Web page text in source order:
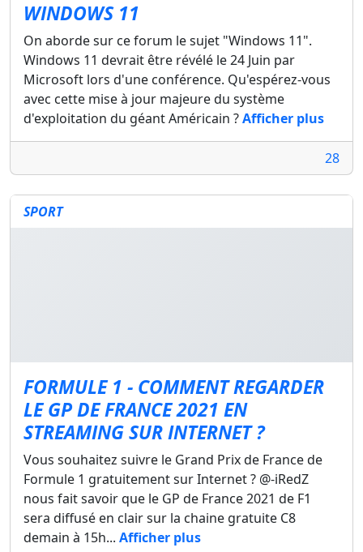
WINDOWS 11
On aborde sur ce forum le sujet "Windows 11".
Windows 11 devrait être révélé le 24 Juin par
Microsoft lors d'une conférence. Qu'espérez-vous
avec cette mise à jour majeure du système
d'exploitation du géant Américain ?Afficher plus
28
SPORT
FORMULE 1 - COMMENT REGARDER
LE GP DE FRANCE 2021 EN
STREAMING SUR INTERNET ?
Vous souhaitez suivre le Grand Prix de France de
Formule 1 gratuitement sur Internet ? @-iRedZ
nous fait savoir que le GP de France 2021 de F1
sera diffusé en clair sur la chaine gratuite C8
demain à 15h... Afficher plus